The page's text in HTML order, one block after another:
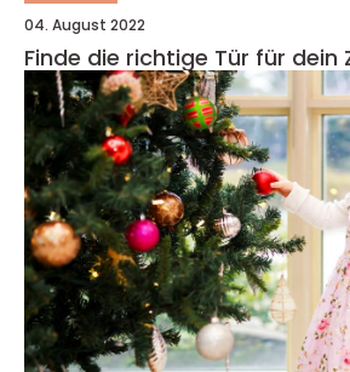
04. August 2022
Finde die richtige Tür für dein